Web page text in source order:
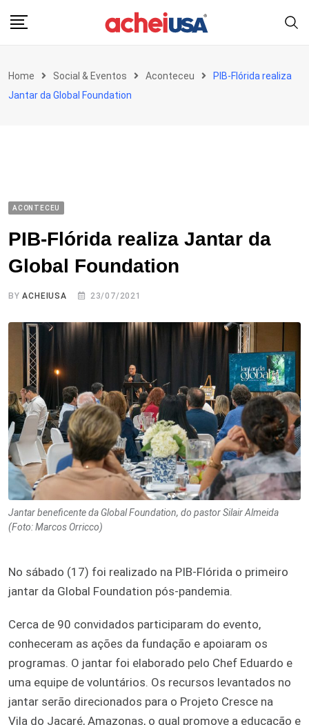
Home Social & Eventos Aconteceu
PIB-Flórida realiza
Jantar da Global Foundation
ACONTECEU
PIB-Flórida realiza Jantar da
Global Foundation
BYACHEIUSA 23/07/2021
Jantar beneficente da Global Foundation, do pastor Silair Almeida
(Foto: Marcos Orricco)
No sábado (17) foi realizado na PIB-Flórida o primeiro
jantar da Global Foundation pós-pandemia.
Cerca de 90 convidados participaram do evento,
conheceram as ações da fundação e apoiaram os
programas. O jantar foi elaborado pelo Chef Eduardo e
uma equipe de voluntários. Os recursos levantados no
jantar serão direcionados para o Projeto Cresce na
Vila do Jacaré, Amazonas, o qual promove a educação e